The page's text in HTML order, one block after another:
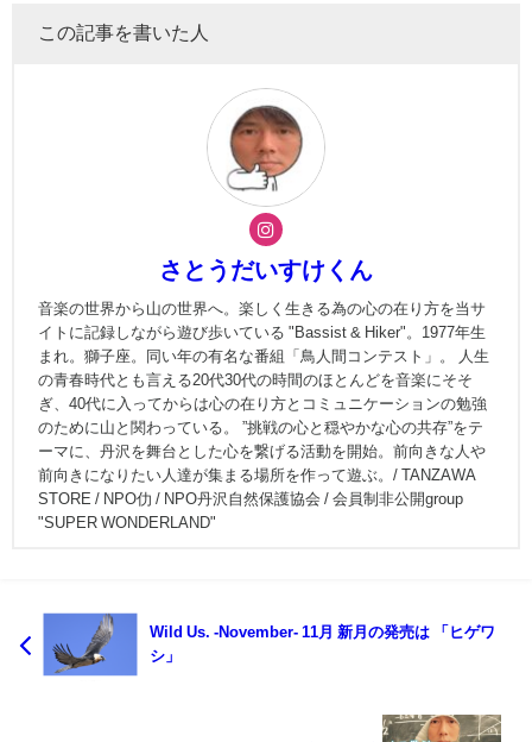
この記事を書いた人
さとうだいすけくん
音楽の世界から山の世界へ。楽しく生きる為の心の在り方を当サ
イトに記録しながら遊び歩いている "Bassist & Hiker"。1977年生
まれ。獅子座。同い年の有名な番組「鳥人間コンテスト」。 人生
の青春時代とも言える20代30代の時間のほとんどを音楽にそそ
ぎ、40代に入ってからは心の在り方とコミュニケーションの勉強
のために山と関わっている。 ”挑戦の心と穏やかな心の共存”をテ
ーマに、丹沢を舞台とした心を繋げる活動を開始。前向きな人や
前向きになりたい人達が集まる場所を作って遊ぶ。/ TANZAWA
STORE / NPO仂 / NPO丹沢自然保護協会 / 会員制非公開group
"SUPER WONDERLAND"
Wild Us. -November- 11月 新月の発売は 「ヒゲワ
シ」